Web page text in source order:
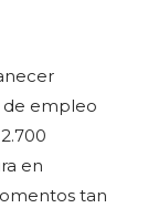
de empleo
en
tan